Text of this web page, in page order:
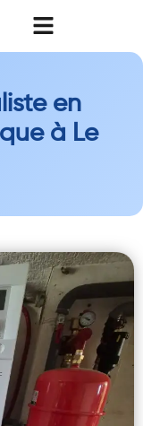
en
à Le